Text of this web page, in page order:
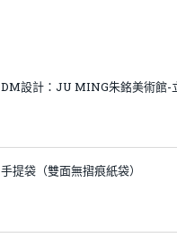
DM設計：JU MING朱銘美術館-
手提袋（雙面無摺痕紙袋）